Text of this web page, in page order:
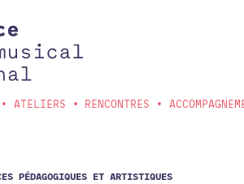
ATELIERS RENCONTRES
PÉDAGOGIQUES ET ARTISTIQUES